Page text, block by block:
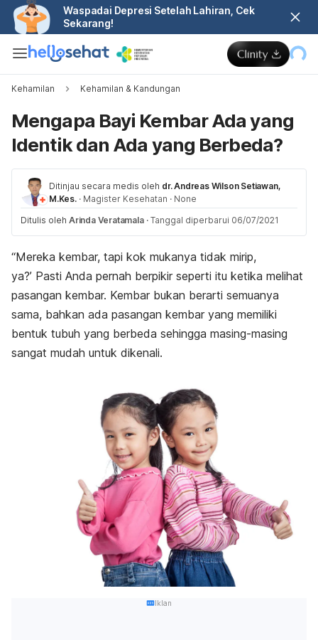
Waspadai Depresi Setelah Lahiran, Cek
Sekarang!
Kehamilan Kehamilan & Kandungan
Mengapa Bayi Kembar Ada yang
Identik dan Ada yang Berbeda?
Ditinjau secara medis oleh dr. Andreas Wilson Setiawan,
M.Kes. · Magister Kesehatan · None
Ditulis oleh Arinda Veratamala · Tanggal diperbarui 06/07/2021
“Mereka kembar, tapi kok mukanya tidak mirip,
ya?’ Pasti Anda pernah berpikir seperti itu ketika melihat
pasangan kembar. Kembar bukan berarti semuanya
sama, bahkan ada pasangan kembar yang memiliki
bentuk tubuh yang berbeda sehingga masing-masing
sangat mudah untuk dikenali.
Iklan